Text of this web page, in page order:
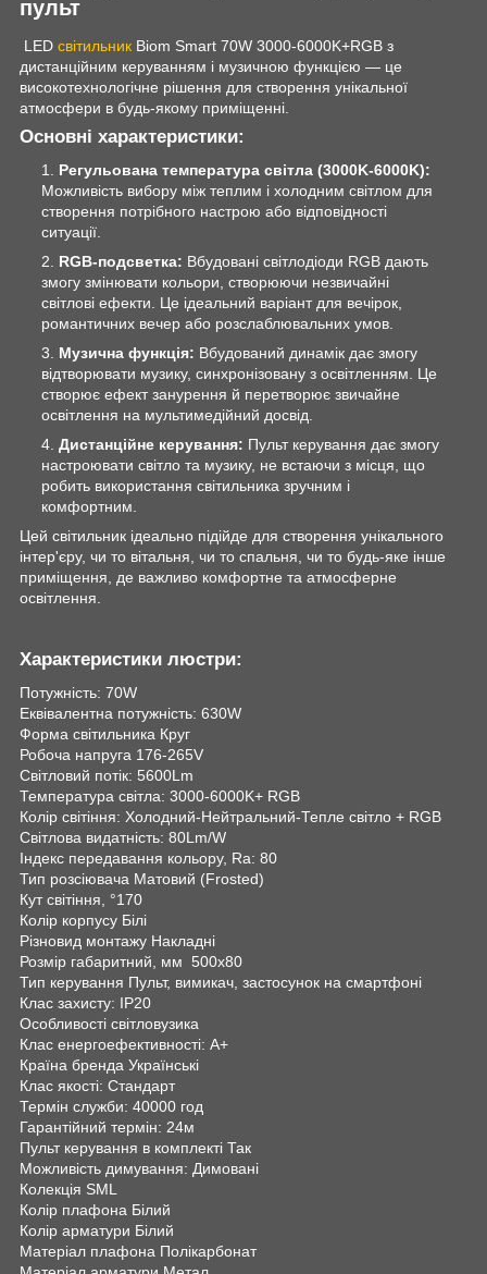
пульт
LED світильник Biom Smart 70W 3000-6000K+RGB з
дистанційним керуванням і музичною функцією — це
високотехнологічне рішення для створення унікальної
атмосфери в будь-якому приміщенні.
Основні характеристики:
Регульована температура світла (3000K-6000K):
Можливість вибору між теплим і холодним світлом для
створення потрібного настрою або відповідності
ситуації.
RGB-подсветка: Вбудовані світлодіоди RGB дають
змогу змінювати кольори, створюючи незвичайні
світлові ефекти. Це ідеальний варіант для вечірок,
романтичних вечер або розслаблювальних умов.
Музична функція: Вбудований динамік дає змогу
відтворювати музику, синхронізовану з освітленням. Це
створює ефект занурення й перетворює звичайне
освітлення на мультимедійний досвід.
Дистанційне керування: Пульт керування дає змогу
настроювати світло та музику, не встаючи з місця, що
робить використання світильника зручним і
комфортним.
Цей світильник ідеально підійде для створення унікального
інтер'єру, чи то вітальня, чи то спальня, чи то будь-яке інше
приміщення, де важливо комфортне та атмосферне
освітлення.
Характеристики люстри:
Потужність: 70W
Еквівалентна потужність: 630W
Форма світильника Круг
Робоча напруга 176-265V
Світловий потік: 5600Lm
Температура світла: 3000-6000K+ RGB
Колір світіння: Холодний-Нейтральний-Тепле світло + RGB
Світлова видатність: 80Lm/W
Індекс передавання кольору, Ra: 80
Тип розсіювача Матовий (Frosted)
Кут світіння, °170
Колір корпусу Білі
Різновид монтажу Накладні
Розмір габаритний, мм 500х80
Тип керування Пульт, вимикач, застосунок на смартфоні
Клас захисту: IP20
Особливості світловузика
Клас енергоефективності: A+
Країна бренда Українські
Клас якості: Стандарт
Термін служби: 40000 год
Гарантійний термін: 24м
Пульт керування в комплекті Так
Можливість димування: Димовані
Колекція SML
Колір плафона Білий
Колір арматури Білий
Матеріал плафона Полікарбонат